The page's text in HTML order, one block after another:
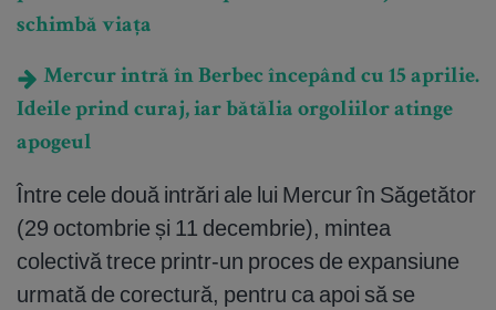
schimbă viața
Mercur intră în Berbec începând cu 15 aprilie.
Ideile prind curaj, iar bătălia orgoliilor atinge
apogeul
Între cele două intrări ale lui Mercur în Săgetător
(29 octombrie și 11 decembrie), mintea
colectivă trece printr-un proces de expansiune
urmată de corectură, pentru ca apoi să se